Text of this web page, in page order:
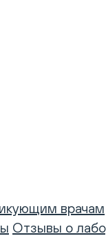
врачам
Отзывы о